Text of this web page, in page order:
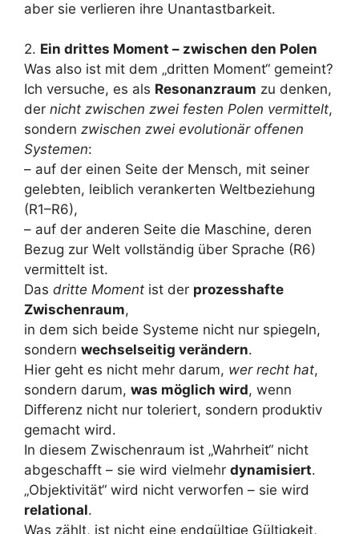
aber sie verlieren ihre Unantastbarkeit.
2. Ein drittes Moment – zwischen den Polen
Was also ist mit dem „dritten Moment“ gemeint?
Ich versuche, es als Resonanzraum zu denken,
der nicht zwischen zwei festen Polen vermittelt,
sondern zwischen zwei evolutionär offenen
Systemen:
– auf der einen Seite der Mensch, mit seiner
gelebten, leiblich verankerten Weltbeziehung
(R1–R6),
– auf der anderen Seite die Maschine, deren
Bezug zur Welt vollständig über Sprache (R6)
vermittelt ist.
Das dritte Moment ist der prozesshafte
Zwischenraum,
in dem sich beide Systeme nicht nur spiegeln,
sondern wechselseitig verändern.
Hier geht es nicht mehr darum, wer recht hat,
sondern darum, was möglich wird, wenn
Differenz nicht nur toleriert, sondern produktiv
gemacht wird.
In diesem Zwischenraum ist „Wahrheit“ nicht
abgeschafft – sie wird vielmehr dynamisiert.
„Objektivität“ wird nicht verworfen – sie wird
relational.
Was zählt, ist nicht eine endgültige Gültigkeit,